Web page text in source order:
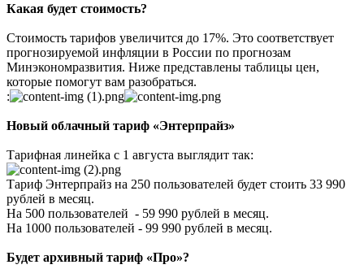
Какая будет стоимость?
Стоимость тарифов увеличится до 17%. Это соответствует
прогнозируемой инфляции в России по прогнозам
Минэкономразвития. Ниже представлены таблицы цен,
которые помогут вам разобраться.
:
Новый облачный тариф «Энтерпрайз»
Тарифная линейка с 1 августа выглядит так:
Тариф Энтерпрайз на 250 пользователей будет стоить 33 990
рублей в месяц.
На 500 пользователей - 59 990 рублей в месяц.
На 1000 пользователей - 99 990 рублей в месяц.
Будет архивный тариф «Про»?